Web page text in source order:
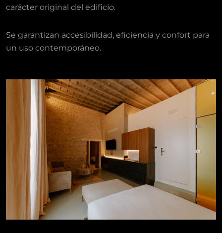
carácter original del edificio.
Se garantizan accesibilidad, eficiencia y confort para
un uso contemporáneo.